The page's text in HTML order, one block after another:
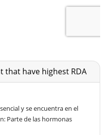
have highest RDA
y se encuentra en el
Parte de las hormonas